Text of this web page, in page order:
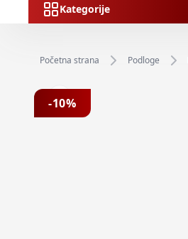
Kategorije
Početna strana Podloge
Previous slide
-10%